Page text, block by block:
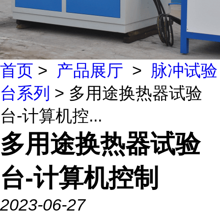
首页 > 产品展厅 > 脉冲试验
台系列 > 多用途换热器试验
台-计算机控...
多用途换热器试验
台-计算机控制
2023-06-27